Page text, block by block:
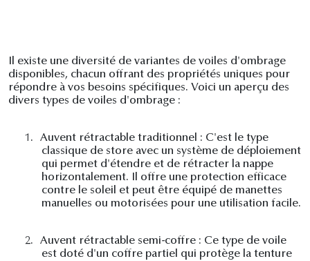
Il existe une diversité de variantes de voiles d'ombrage
disponibles, chacun offrant des propriétés uniques pour
répondre à vos besoins spécifiques. Voici un aperçu des
divers types de voiles d'ombrage :
1.
Auvent rétractable traditionnel : C'est le type
classique de store avec un système de déploiement
qui permet d'étendre et de rétracter la nappe
horizontalement. Il offre une protection efficace
contre le soleil et peut être équipé de manettes
manuelles ou motorisées pour une utilisation facile.
2.
Auvent rétractable semi-coffre : Ce type de voile
est doté d'un coffre partiel qui protège la tenture